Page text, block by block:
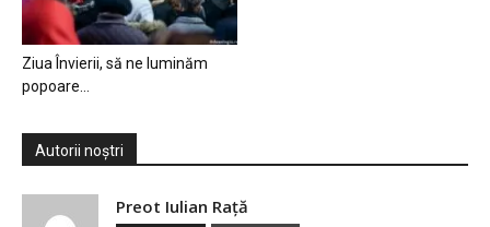
Ziua Învierii, să ne luminăm
popoare…
Autorii noștri
Preot Iulian Raţă